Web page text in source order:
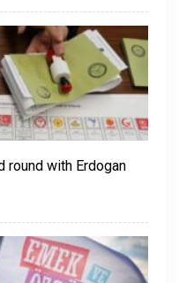
round with Erdogan